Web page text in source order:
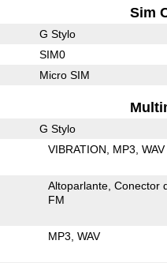
Sim
G Stylo
SIM0
Micro SIM
G Stylo
VIBRATION MP3 WAV
Altoparlante Conector
FM
MP3 WAV